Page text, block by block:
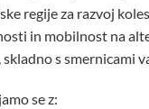
regije za razvoj
in mobilnost na
skladno s smernicami
se z: